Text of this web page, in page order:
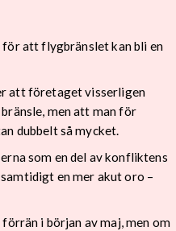
att flygbränslet kan bli en
att företaget visserligen
men att man för
dubbelt så mycket.
som en del av konfliktens
en mer akut oro –
i början av maj, men om